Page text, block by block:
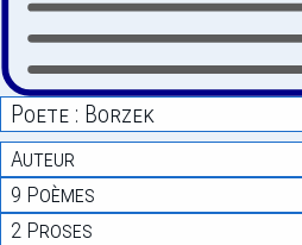
Poete : Borzek
Auteur
9 Poèmes
2 Proses